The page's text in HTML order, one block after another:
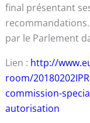
final présentant
par le Parlement
Lien : http://
room/
commission-
autorisation